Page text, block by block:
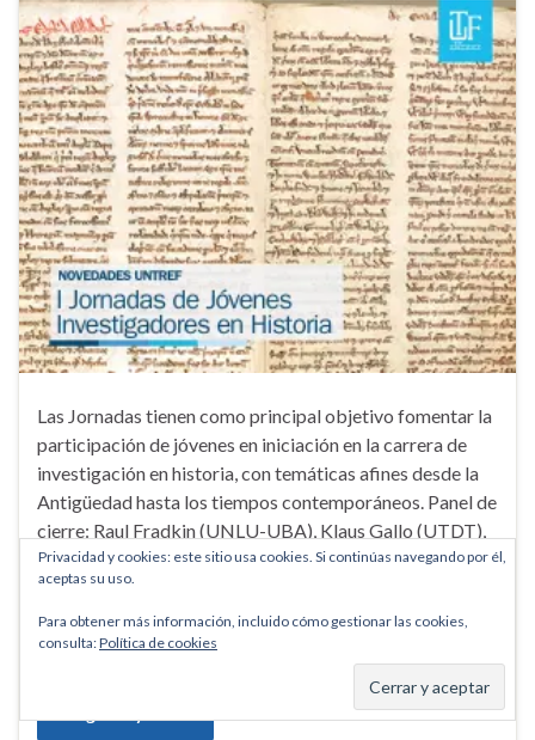
Las Jornadas tienen como principal objetivo fomentar la
participación de jóvenes en iniciación en la carrera de
investigación en historia, con temáticas afines desde la
Antigüedad hasta los tiempos contemporáneos. Panel de
cierre: Raul Fradkin (UNLU-UBA), Klaus Gallo (UTDT),
Gabriel Di Meglio (CONICET- UBA) y Gustavo Paz
(CONICET-UNTREF). Preinscripción:
jovenesinvestigadoreshistoria@untref.edu.ar Días y
horarios: 5 y …
Privacidad y cookies: este sitio usa cookies. Si continúas navegando por él,
aceptas su uso.
Para obtener más información, incluido cómo gestionar las cookies,
consulta:Política de cookies